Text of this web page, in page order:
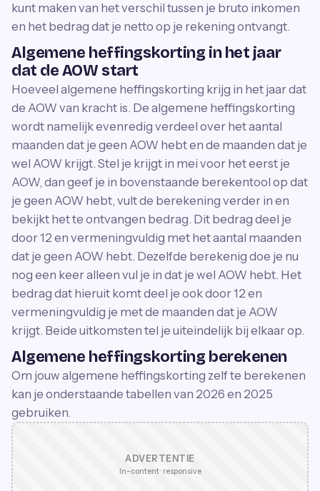
kunt maken van het verschil tussen je bruto inkomen
en het bedrag dat je netto op je rekening ontvangt.
Algemene heffingskorting in het jaar
dat de AOW start
Hoeveel algemene heffingskorting krijg in het jaar dat
de AOW van kracht is. De algemene heffingskorting
wordt namelijk evenredig verdeel over het aantal
maanden dat je geen AOW hebt en de maanden dat je
wel AOW krijgt. Stel je krijgt in mei voor het eerst je
AOW, dan geef je in bovenstaande berekentool op dat
je geen AOW hebt, vult de berekening verder in en
bekijkt het te ontvangen bedrag. Dit bedrag deel je
door 12 en vermeningvuldig met het aantal maanden
dat je geen AOW hebt. Dezelfde berekenig doe je nu
nog een keer alleen vul je in dat je wel AOW hebt. Het
bedrag dat hieruit komt deel je ook door 12 en
vermeningvuldig je met de maanden dat je AOW
krijgt. Beide uitkomsten tel je uiteindelijk bij elkaar op.
Algemene heffingskorting berekenen
Om jouw algemene heffingskorting zelf te berekenen
kan je onderstaande tabellen van 2026 en 2025
gebruiken.
ADVERTENTIE
In-content · responsive